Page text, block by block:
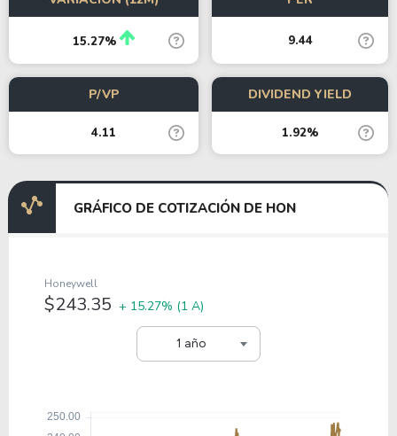
15.27% 9.44
P/VP
4.11
DIVIDEND YIELD
1.92%
GRÁFICO DE COTIZACIÓN DE HON
1 año
Honeywell
$243.35 + 15.27% (1 A)